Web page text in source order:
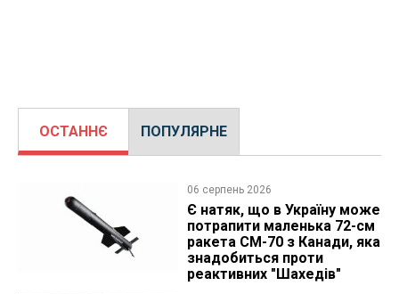
ОСТАННЄ ПОПУЛЯРНЕ
06 серпень 2026
Є натяк, що в Україну може
потрапити маленька 72-см
ракета CM-70 з Канади, яка
знадобиться проти
реактивних "Шахедів"